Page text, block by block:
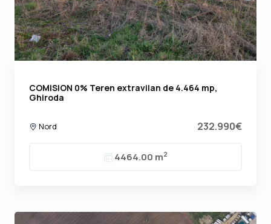
COMISION 0% Teren extravilan de 4.464 mp,
Ghiroda
Nord 232.990€
4464.00 m2